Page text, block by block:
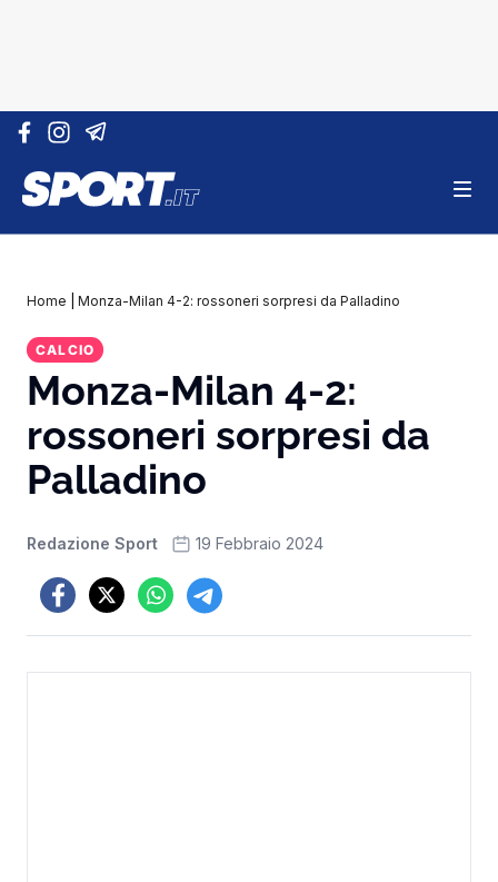
Vai al contenuto
Home Monza-Milan 4-2: rossoneri sorpresi da Palladino
CALCIO
Monza-Milan 4-2:
rossoneri sorpresi da
Palladino
Redazione Sport 19 Febbraio 2024